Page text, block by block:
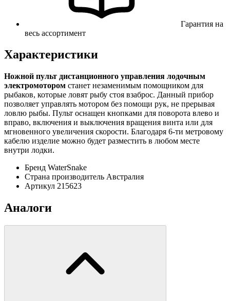
Гарантия на
весь ассортимент
Характеристики
Ножной пульт дистанционного управления лодочным
электромотором станет незаменимым помощником для
рыбаков, которые ловят рыбу стоя взаброс. Данный прибор
позволяет управлять мотором без помощи рук, не прерывая
ловлю рыбы. Пульт оснащен кнопками для поворота влево и
вправо, включения и выключения вращения винта или для
мгновенного увеличения скорости. Благодаря 6-ти метровому
кабелю изделие можно будет разместить в любом месте
внутри лодки.
Бренд WaterSnake
Страна производитель Австралия
Артикул 215623
Аналоги